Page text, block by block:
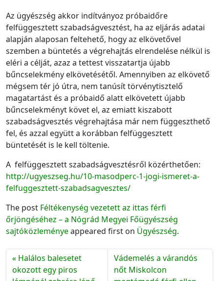
Az ügyészség akkor indítványoz próbaidőre
felfüggesztett szabadságvesztést, ha az eljárás adatai
alapján alaposan feltehető, hogy az elkövetővel
szemben a büntetés a végrehajtás elrendelése nélkül is
eléri a célját, azaz a tettest visszatartja újabb
bűncselekmény elkövetésétől. Amennyiben az elkövető
mégsem tér jó útra, nem tanúsít törvénytisztelő
magatartást és a próbaidő alatt elkövetett újabb
bűncselekményt követ el, az emiatt kiszabott
szabadságvesztés végrehajtása már nem függeszthető
fel, és azzal együtt a korábban felfüggesztett
büntetését is le kell töltenie.
A felfüggesztett szabadságvesztésről közérthetően:
http://ugyeszseg.hu/10-masodperc-1-jogi-ismeret-a-
felfuggesztett-szabadsagvesztes/
The post Féltékenység vezetett az ittas férfi
őrjöngéséhez – a Nógrád Megyei Főügyészség
sajtóközleményeappeared first on Ügyészség.
Halálos balesetet
okozott egy piros
Vádemelés a várandós
nőt Miskolcon